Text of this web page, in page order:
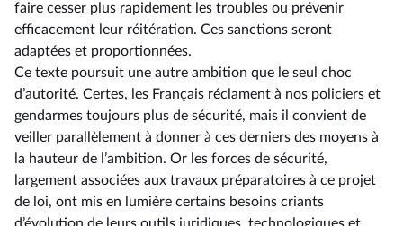
faire cesser plus rapidement les troubles ou prévenir
efficacement leur réitération. Ces sanctions seront
adaptées et proportionnées.
Ce texte poursuit une autre ambition que le seul choc
d’autorité. Certes, les Français réclament à nos policiers et
gendarmes toujours plus de sécurité, mais il convient de
veiller parallèlement à donner à ces derniers des moyens à
la hauteur de l’ambition. Or les forces de sécurité,
largement associées aux travaux préparatoires à ce projet
de loi, ont mis en lumière certains besoins criants